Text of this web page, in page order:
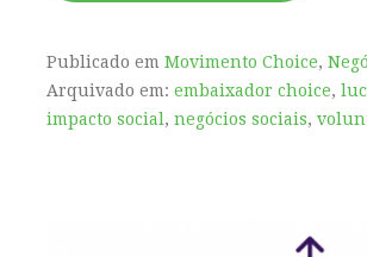
Publicado em Movimento Choice,
Arquivado em: embaixador choice,
impacto social , negócios sociais,